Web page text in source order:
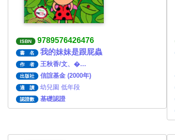
ISBN 9789576426476
書 名 我的妹妹是跟屁蟲
作 者 王秋香/文、�…
出版社 信誼基金 (2000年)
適 讀 幼兒園 低年段
認證數 基礎認證